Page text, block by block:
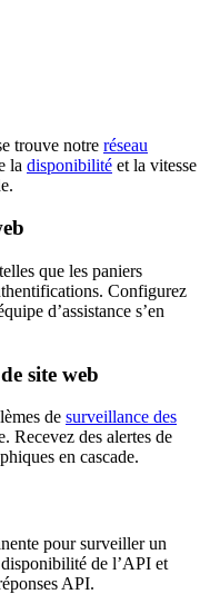
trouve notre réseau
la disponibilité et la vitesse
telles que les paniers
Configurez
d’assistance s’en
site web
de surveillance des
Recevez des alertes de
en cascade.
pour surveiller un
de l’API et
API.